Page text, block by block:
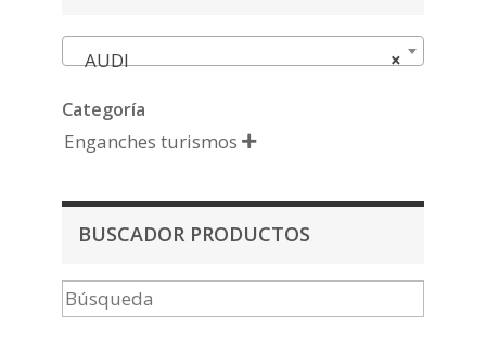
×
AUDI
Categoría
Enganches turismos 
BUSCADOR PRODUCTOS